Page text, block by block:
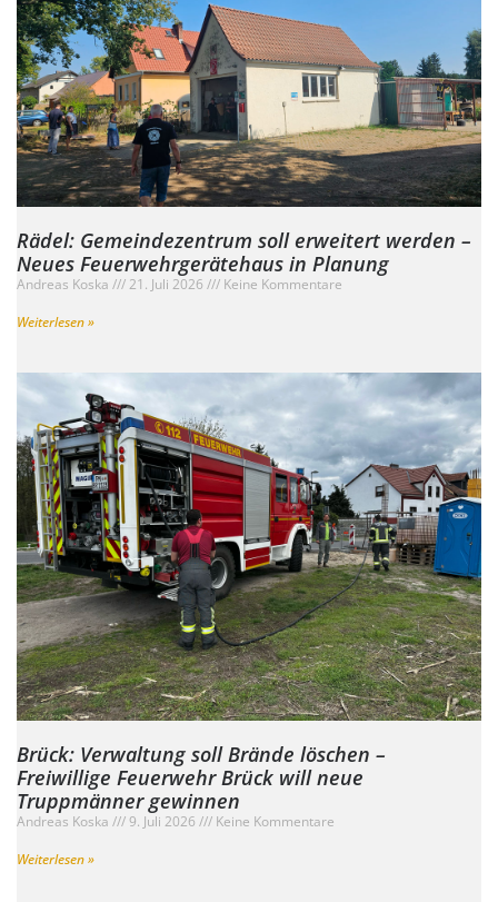
Rädel: Gemeindezentrum soll erweitert werden –
Neues Feuerwehrgerätehaus in Planung
Andreas Koska 21. Juli 2026
Keine Kommentare
Weiterlesen »
Brück: Verwaltung soll Brände löschen –
Freiwillige Feuerwehr Brück will neue
Truppmänner gewinnen
Andreas Koska 9. Juli 2026
Keine Kommentare
Weiterlesen »